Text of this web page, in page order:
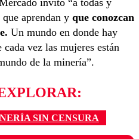
invitó “a todas y
aprendan y que conozcan
Un mundo en donde hay
vez las mujeres están
de la minería”.
SIN CENSURA